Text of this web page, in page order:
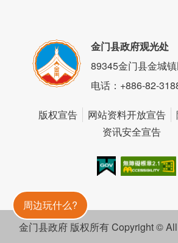
「芝麻球」有绿豆/花生/红豆三种口味
至微脆，加上内里QQ的口感，令人口
到好处，趁热吃更能品尝到芝麻球的丰
金门县政府观光处
89345金门县金城
电话：+886-82-
版权宣告 网站资料开放宣告
资讯安全宣告
金门县政府 版权所有 Copyright ©
周边玩什么?